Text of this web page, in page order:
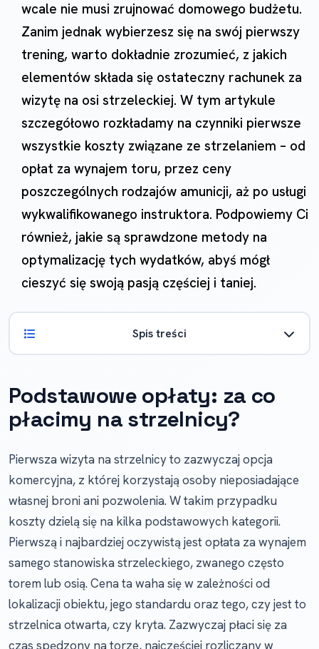
wcale nie musi zrujnować domowego budżetu.
Zanim jednak wybierzesz się na swój pierwszy
trening, warto dokładnie zrozumieć, z jakich
elementów składa się ostateczny rachunek za
wizytę na osi strzeleckiej. W tym artykule
szczegółowo rozkładamy na czynniki pierwsze
wszystkie koszty związane ze strzelaniem – od
opłat za wynajem toru, przez ceny
poszczególnych rodzajów amunicji, aż po usługi
wykwalifikowanego instruktora. Podpowiemy Ci
również, jakie są sprawdzone metody na
optymalizację tych wydatków, abyś mógł
cieszyć się swoją pasją częściej i taniej.
Spis treści
Podstawowe opłaty: za co
płacimy na strzelnicy?
Pierwsza wizyta na strzelnicy to zazwyczaj opcja
komercyjna, z której korzystają osoby nieposiadające
własnej broni ani pozwolenia. W takim przypadku
koszty dzielą się na kilka podstawowych kategorii.
Pierwszą i najbardziej oczywistą jest opłata za wynajem
samego stanowiska strzeleckiego, zwanego często
torem lub osią. Cena ta waha się w zależności od
lokalizacji obiektu, jego standardu oraz tego, czy jest to
strzelnica otwarta, czy kryta. Zazwyczaj płaci się za
czas spędzony na torze, najczęściej rozliczany w